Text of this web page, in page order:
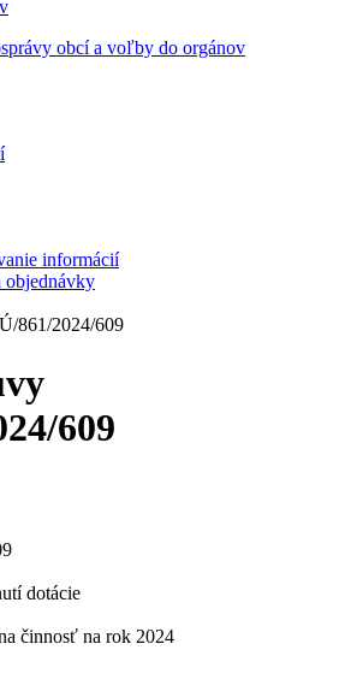
obcí a voľby do orgánov
informácií
objednávky
861/2024/609
609
dotácie
činnosť na rok 2024